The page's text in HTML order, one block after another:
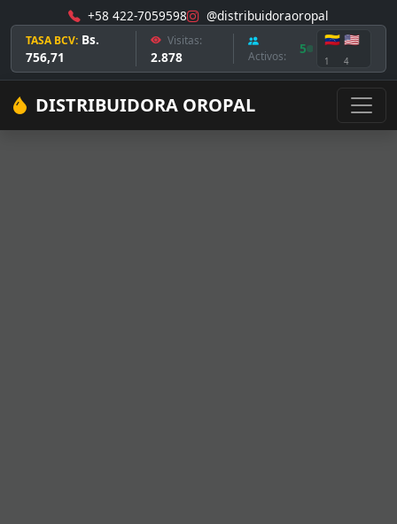
+58 422-7059598 @distribuidoraoropal
TASA BCV: Bs.
756,71
Visitas:
2.878 Activos: 5
🇻🇪
1
🇺🇸
4
DISTRIBUIDORA OROPAL